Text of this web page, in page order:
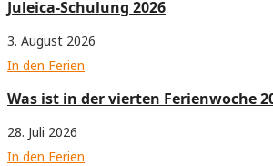
Juleica-Schulung 2026
3. August 2026
In den Ferien
Was ist in der vierten Ferienwoche
28. Juli 2026
In den Ferien